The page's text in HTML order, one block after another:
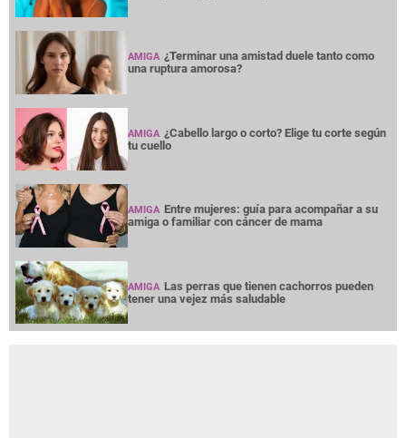
AMIGA ¿Terminar una amistad duele tanto como
una ruptura amorosa?
AMIGA ¿Cabello largo o corto? Elige tu corte según
tu cuello
AMIGA Entre mujeres: guía para acompañar a su
amiga o familiar con cáncer de mama
AMIGA Las perras que tienen cachorros pueden
tener una vejez más saludable